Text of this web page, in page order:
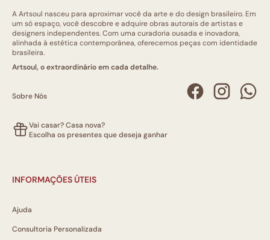
A Artsoul nasceu para aproximar você da arte e do design brasileiro. Em
um só espaço, você descobre e adquire obras autorais de artistas e
designers independentes. Com uma curadoria ousada e inovadora,
alinhada à estética contemporânea, oferecemos peças com identidade
brasileira.
Artsoul, o extraordinário em cada detalhe.
Sobre Nós
Vai casar? Casa nova?
Escolha os presentes que deseja ganhar
INFORMAÇÕES ÚTEIS
Ajuda
Consultoria Personalizada